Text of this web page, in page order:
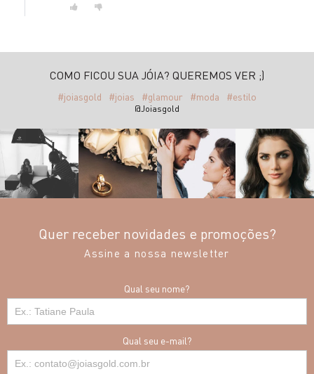
COMO FICOU SUA JÓIA? QUEREMOS VER ;)
#joiasgold #joias #glamour #moda #estilo
@Joiasgold
Quer receber novidades e promoções?
Assine a nossa newsletter
Qual seu nome?
Qual seu e-mail?